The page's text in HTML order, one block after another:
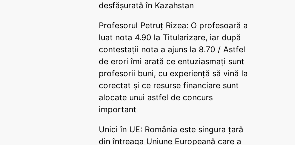
desfășurată în Kazahstan
Profesorul Petruț Rizea: O profesoară a
luat nota 4.90 la Titularizare, iar după
contestații nota a ajuns la 8.70 / Astfel
de erori îmi arată ce entuziasmați sunt
profesorii buni, cu experiență să vină la
corectat și ce resurse financiare sunt
alocate unui astfel de concurs
important
Unici în UE: România este singura țară
din întreaga Uniune Europeană care a